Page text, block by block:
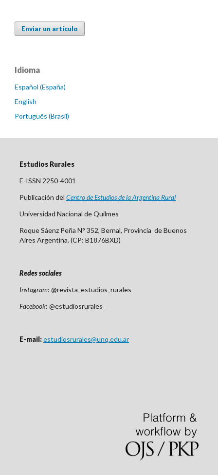
Enviar un artículo
Idioma
Español (España)
English
Português (Brasil)
Estudios Rurales
E-ISSN 2250-4001
Publicación del Centrode Estudios de la Argentina Rural
Universidad Nacional de Quilmes
Roque Sáenz Peña N° 352, Bernal, Provincia de Buenos
Aires Argentina. (CP: B1876BXD)
Redes sociales
Instagram: @revista_estudios_rurales
Facebook: @estudiosrurales
E-mail:estudiosrurales@unq.edu.ar